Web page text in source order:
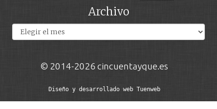
Archivo
© 2014-2026 cincuentayque.es
Diseño y desarrollado web Tuenweb